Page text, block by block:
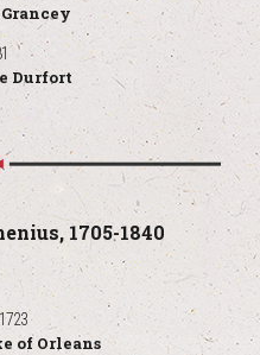
Grancey
Durfort
1705-1840
of Orleans